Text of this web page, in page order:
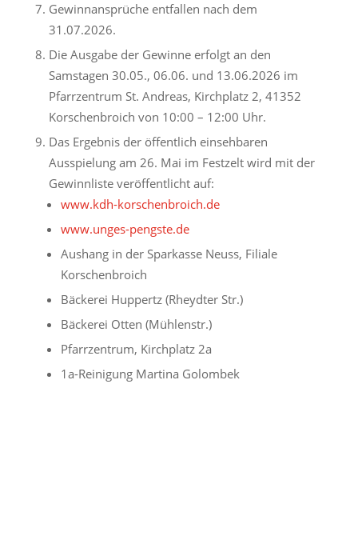
Gewinnansprüche entfallen nach dem
31.07.2026.
Die Ausgabe der Gewinne erfolgt an den
Samstagen 30.05., 06.06. und 13.06.2026 im
Pfarrzentrum St. Andreas, Kirchplatz 2, 41352
Korschenbroich von 10:00 – 12:00 Uhr.
Das Ergebnis der öffentlich einsehbaren
Ausspielung am 26. Mai im Festzelt wird mit der
Gewinnliste veröffentlicht auf:
www.kdh-korschenbroich.de
www.unges-pengste.de
Aushang in der Sparkasse Neuss, Filiale
Korschenbroich
Bäckerei Huppertz (Rheydter Str.)
Bäckerei Otten (Mühlenstr.)
Pfarrzentrum, Kirchplatz 2a
1a-Reinigung Martina Golombek